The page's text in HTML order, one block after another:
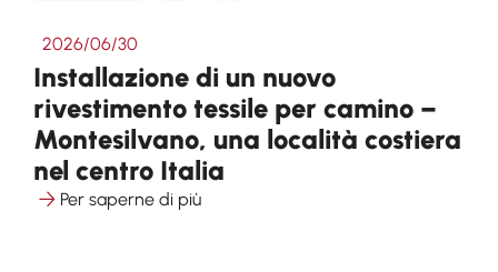
2026/06/30
Installazione di un nuovo
rivestimento tessile per camino –
Montesilvano, una località costiera
nel centro Italia
Per saperne di più